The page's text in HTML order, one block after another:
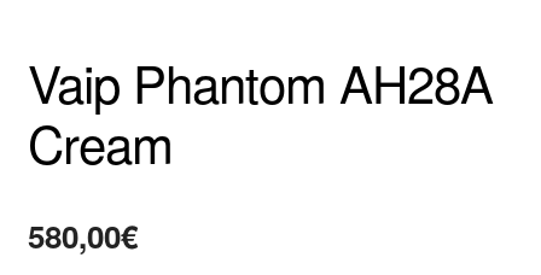
Vaip Phantom AH28A
Cream
580,00€